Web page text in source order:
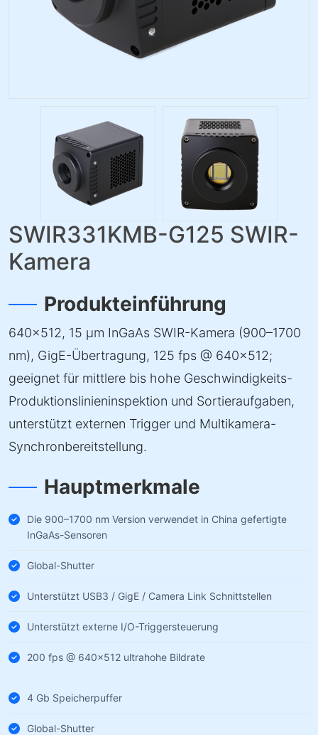
SWIR331KMB-G125 SWIR-
Kamera
Produkteinführung
640×512, 15 µm InGaAs SWIR-Kamera (900–1700
nm), GigE-Übertragung, 125 fps @ 640×512;
geeignet für mittlere bis hohe Geschwindigkeits-
Produktionslinieninspektion und Sortieraufgaben,
unterstützt externen Trigger und Multikamera-
Synchronbereitstellung.
Hauptmerkmale
Die 900–1700 nm Version verwendet in China gefertigte
InGaAs-Sensoren
Global-Shutter
Unterstützt USB3 / GigE / Camera Link Schnittstellen
Unterstützt externe I/O-Triggersteuerung
200 fps @ 640×512 ultrahohe Bildrate
4 Gb Speicherpuffer
Global-Shutter